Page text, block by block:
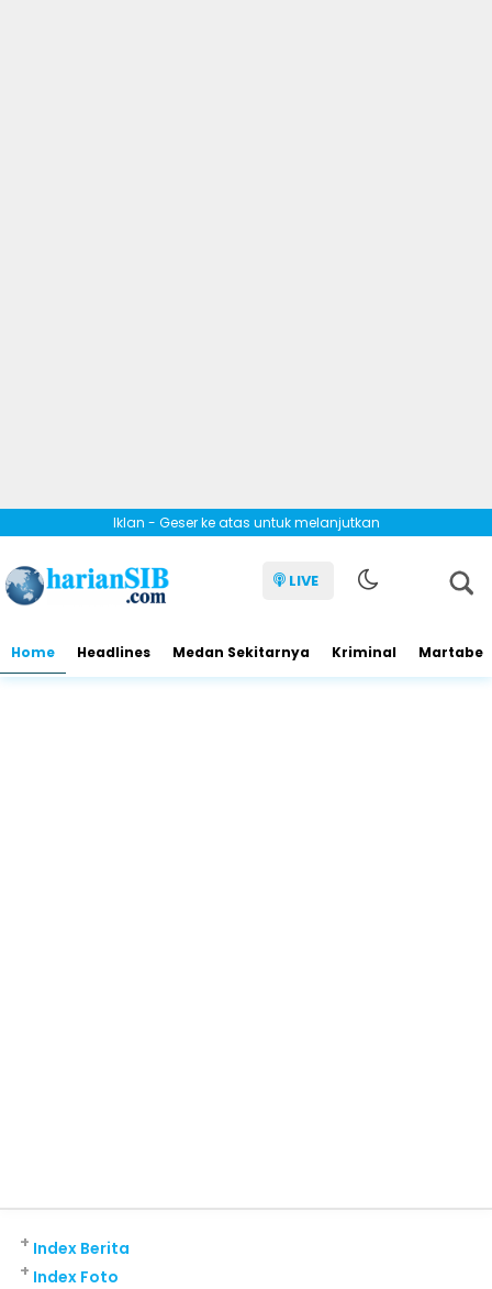
Iklan - Geser ke atas untuk melanjutkan
LIVE
Home Headlines Medan Sekitarnya Kriminal Martabe
Index Berita
+
Index Foto
+